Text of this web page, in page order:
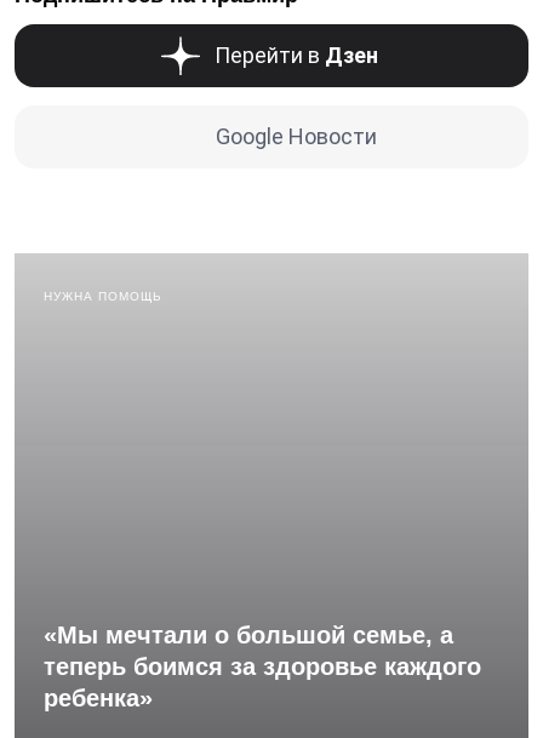
Перейти в Дзен
Google Новости
НУЖНА ПОМОЩЬ
«Мы мечтали о большой семье, а
теперь боимся за здоровье каждого
ребенка»